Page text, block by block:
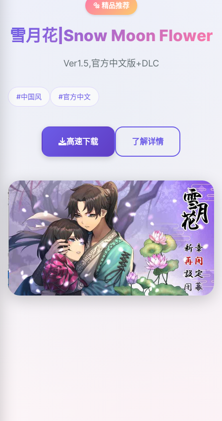
🔩 精品推荐
雪月花|Snow Moon Flower
Ver1.5,官方中文版+DLC
#中国风 #官方中文
高速下载 了解详情